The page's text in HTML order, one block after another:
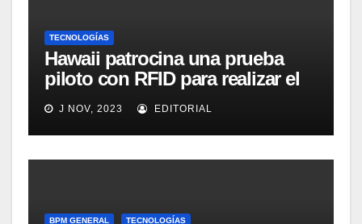
TECNOLOGÍAS
Hawaii patrocina una prueba
piloto con RFID para realizar el
seguimiento y control de
alimentos
J NOV, 2023 EDITORIAL
BPM GENERAL TECNOLOGÍAS